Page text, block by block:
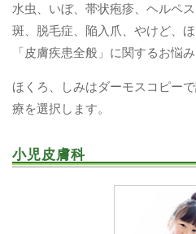
水虫、いぼ、帯状疱疹、ヘルペ
斑、脱毛症、陥入爪、やけど、
「皮膚疾患全般」に関するお悩み
ほくろ、しみはダーモスコピー
療を選択します。
小児皮膚科